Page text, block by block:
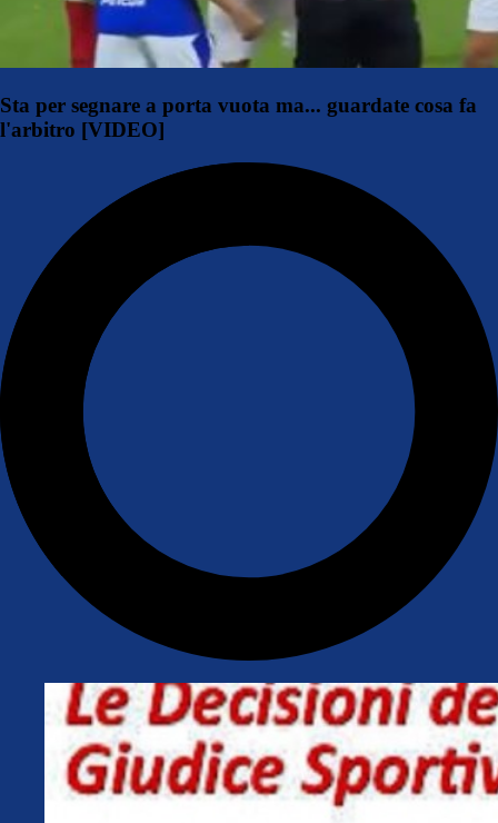
Sta per segnare a porta vuota ma... guardate cosa fa
l'arbitro [VIDEO]